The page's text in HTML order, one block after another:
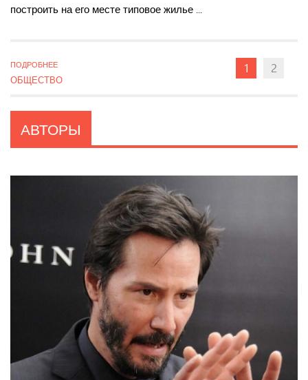
построить на его месте типовое жилье ...
ПОДРОБНЕЕ
ОБЩЕСТВО
1 2
АВТОРЫ